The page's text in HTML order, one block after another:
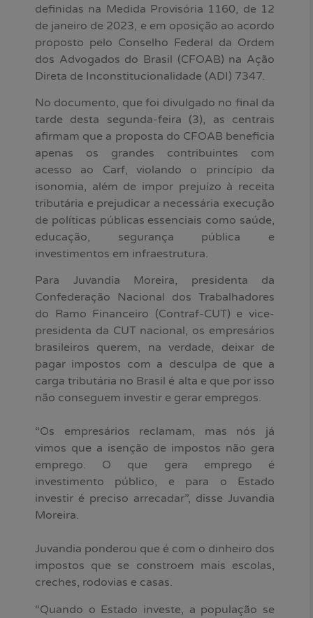
definidas na Medida Provisória 1160, de 12
de janeiro de 2023, e em oposição ao acordo
proposto pelo Conselho Federal da Ordem
dos Advogados do Brasil (CFOAB) na Ação
Direta de Inconstitucionalidade (ADI) 7347.
No documento, que foi divulgado no final da
tarde desta segunda-feira (3), as centrais
afirmam que a proposta do CFOAB beneficia
apenas os grandes contribuintes com
acesso ao Carf, violando o princípio da
isonomia, além de impor prejuízo à receita
tributária e prejudicar a necessária execução
de políticas públicas essenciais como saúde,
educação, segurança pública e
investimentos em infraestrutura.
Para Juvandia Moreira, presidenta da
Confederação Nacional dos Trabalhadores
do Ramo Financeiro (Contraf-CUT) e vice-
presidenta da CUT nacional, os empresários
brasileiros querem, na verdade, deixar de
pagar impostos com a desculpa de que a
carga tributária no Brasil é alta e que por isso
não conseguem investir e gerar empregos.
“Os empresários reclamam, mas nós já
vimos que a isenção de impostos não gera
emprego. O que gera emprego é
investimento público, e para o Estado
investir é preciso arrecadar”, disse Juvandia
Moreira.
Juvandia ponderou que é com o dinheiro dos
impostos que se constroem mais escolas,
creches, rodovias e casas.
“Quando o Estado investe, a população se